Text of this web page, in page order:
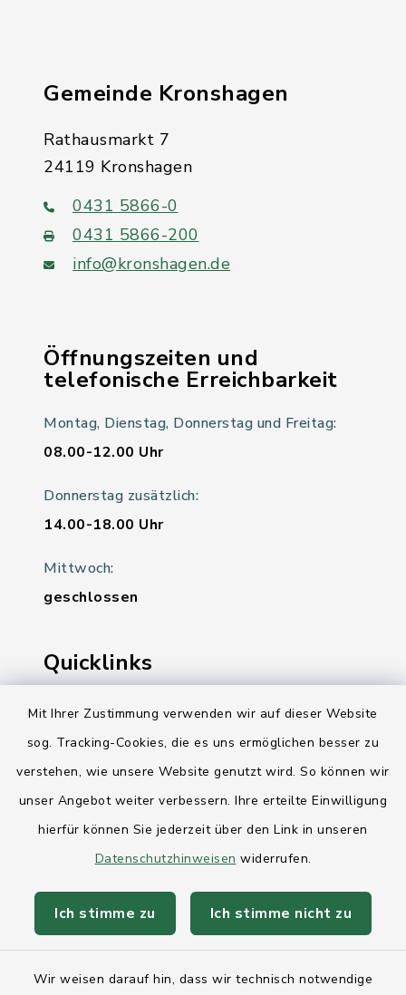
Mit Ihrer Zustimmung verwenden wir auf dieser Website
sog. Tracking-Cookies, die es uns ermöglichen besser zu
verstehen, wie unsere Website genutzt wird. So können wir
unser Angebot weiter verbessern. Ihre erteilte Einwilligung
hierfür können Sie jederzeit über den Link in unseren
Datenschutzhinweisen widerrufen.
Ich stimme zu Ich stimme nicht zu
Wir weisen darauf hin, dass wir technisch notwendige
Gemeinde Kronshagen
Rathausmarkt 7
24119 Kronshagen
0431 5866-0
0431 5866-200
info@kronshagen.de
Öffnungszeiten und
telefonische Erreichbarkeit
Montag, Dienstag, Donnerstag und Freitag:
08.00-12.00 Uhr
Donnerstag zusätzlich:
14.00-18.00 Uhr
Mittwoch:
geschlossen
Quicklinks
Ihre Behördennummer 115
Landesregierung Schleswig-Holstein
AktivRegion Mittelholstein